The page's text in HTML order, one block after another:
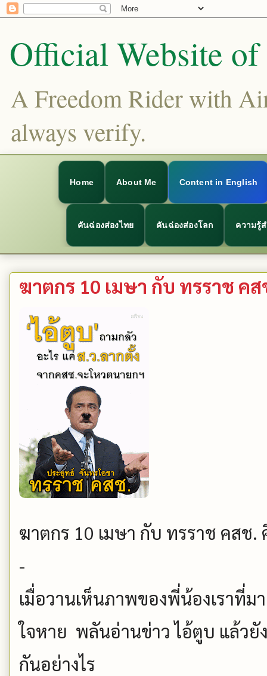
Official Website
A Freedom Rider with
always verify.
Home About Me Content in English
คันฉ่องส่องไทย คันฉ่องส่องโลก ความรู้
ฆาตกร 10 เมษา กับ ทรราช ค
ฆาตกร 10 เมษา กับ ทรราช คสช.
-
เมื่อวานเห็นภาพของพี่น้องเราที่
ใจหาย พลันอ่านข่าว ไอ้ตูบ แล้วยั
กันอย่างไร